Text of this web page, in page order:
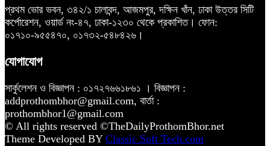
প্রথম ভোর ভবন, ৩৪২/১ চালাবন্দ, আজমপুর, দক্ষিন খাঁন, ঢাকা উত্তর সিটি
কর্পোরেশন, ওয়ার্ড নং-৪৭, ঢাকা-১২৩০ থেকে প্রকাশিত। ফোন:
০১৭১০-৯৫৫৪৭০, ০১৭৩২-৫৪৮৪২৬।
যোগাযোগ
সার্কুলেশন ও বিজ্ঞাপন : ০১৭২৭৬৬১৮৬১ । বিজ্ঞাপন :
addprothombhor@gmail.com, বার্তা :
prothombhor1@gmail.com
© All rights reserved ©TheDailyProthomBhor.net
Theme Developed BY Classic Soft Tech.com